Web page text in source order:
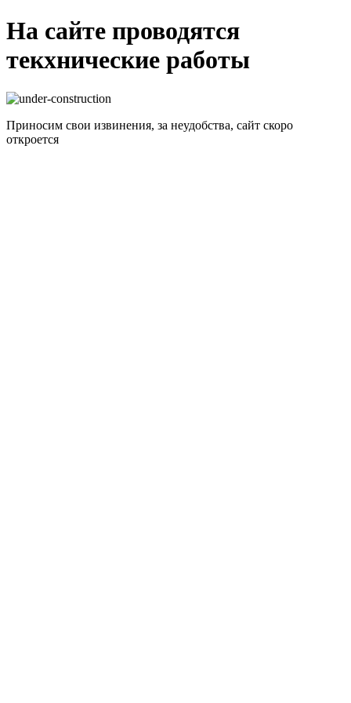
На сайте проводятся
текхнические работы
Приносим свои извинения, за неудобства, сайт скоро
откроется